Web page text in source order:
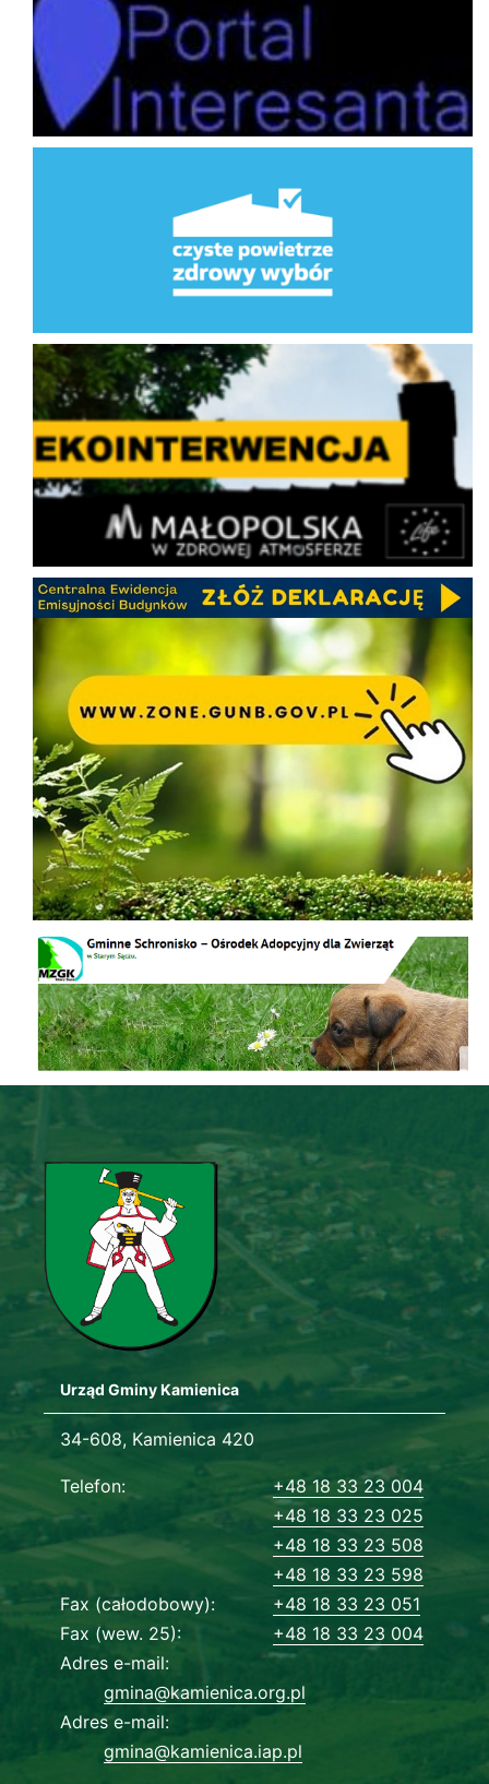
Ekointerwencja
CEEB
Schronisko
Urząd Gminy Kamienica
Adres urzędu
34-608, Kamienica 420
Dane kontaktowe
Telefon
+48 18 33 23 004
+48 18 33 23 025
+48 18 33 23 508
+48 18 33 23 598
Fax (całodobowy)
+48 18 33 23 051
Fax (wew. 25)
+48 18 33 23 004
Adres e-mail
gmina@kamienica.org.pl
Adres e-mail
gmina@kamienica.iap.pl